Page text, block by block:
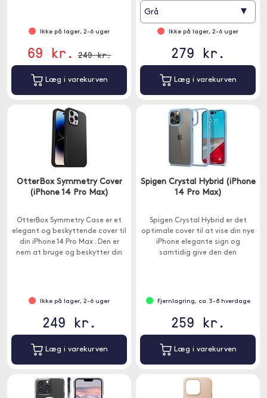
Ikke på lager, 2-6 uger
69 kr. 249 kr.
Læg i varekurven
Grå ▾
Ikke på lager, 2-6 uger
279 kr.
Læg i varekurven
OtterBox Symmetry Cover
(iPhone 14 Pro Max)
OtterBox Symmetry Case er et
elegant og beskyttende cover til
din iPhone 14 Pro Max . Den er
nem at bruge og beskytter din
Ikke på lager, 2-6 uger
249 kr.
Læg i varekurven
Spigen Crystal Hybrid (iPhone
14 Pro Max)
Spigen Crystal Hybrid er det
optimale cover til at vise din nye
iPhone elegante sign og
samtidig give den den
Fjernlagring, ca. 3-8 hverdage
259 kr.
Læg i varekurven